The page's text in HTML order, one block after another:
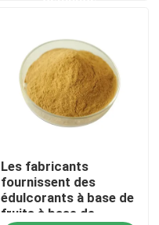
Les fabricants
fournissent des
édulcorants à base de
fruits à base de